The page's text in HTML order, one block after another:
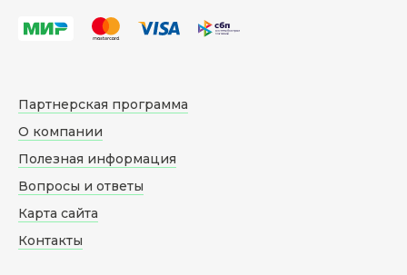
Партнерская программа
О компании
Полезная информация
Вопросы и ответы
Карта сайта
Контакты